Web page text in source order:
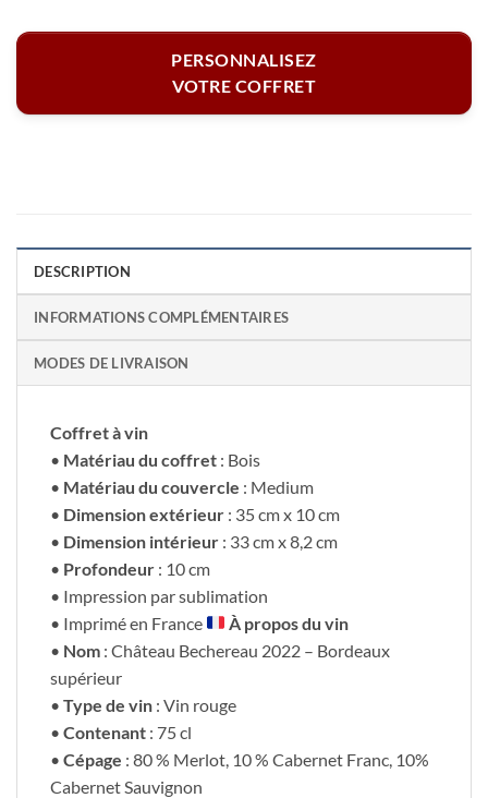
PERSONNALISEZ
VOTRE COFFRET
DESCRIPTION
INFORMATIONS COMPLÉMENTAIRES
MODES DE LIVRAISON
Coffret à vin
• Matériau du coffret : Bois
• Matériau du couvercle : Medium
• Dimension extérieur : 35 cm x 10 cm
• Dimension intérieur : 33 cm x 8,2 cm
• Profondeur : 10 cm
• Impression par sublimation
• Imprimé en France
À propos du vin
• Nom : Château Bechereau 2022 – Bordeaux
supérieur
• Type de vin : Vin rouge
• Contenant : 75 cl
• Cépage : 80 % Merlot, 10 % Cabernet Franc, 10%
Cabernet Sauvignon